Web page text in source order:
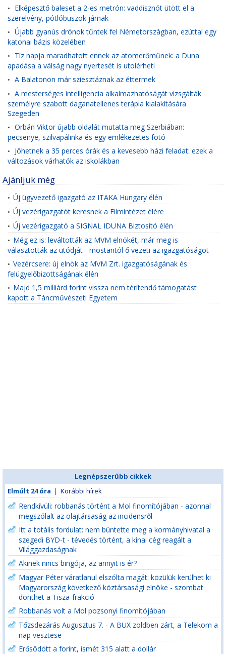
• Elképesztő baleset a 2-es metrón: vaddisznót ütött el a
szerelvény, pótlóbuszok járnak
• Újabb gyanús drónok tűntek fel Németországban, ezúttal egy
katonai bázis közelében
• Tíz napja maradhatott ennek az atomerőműnek: a Duna
apadása a válság nagy nyertesét is utolérheti
• A Balatonon már sziesztáznak az éttermek
• A mesterséges intelligencia alkalmazhatóságát vizsgálták
személyre szabott daganatellenes terápia kialakítására
Szegeden
• Orbán Viktor újabb oldalát mutatta meg Szerbiában:
pecsenye, szilvapálinka és egy emlékezetes fotó
• Jöhetnek a 35 perces órák és a kevesebb házi feladat: ezek a
változások várhatók az iskolákban
Ajánljuk még
• Új ügyvezető igazgató az ITAKA Hungary élén
• Új vezérigazgatót keresnek a Filmintézet élére
• Új vezérigazgató a SIGNAL IDUNA Biztosító élén
• Még ez is: leváltották az MVM elnökét, már meg is
választották az utódját - mostantól ő vezeti az igazgatóságot
• Vezércsere: új elnök az MVM Zrt. igazgatóságának és
felügyelőbizottságának élén
• Majd 1,5 milliárd forint vissza nem térítendő támogatást
kapott a Táncművészeti Egyetem
Legnépszerűbb cikkek
Elmúlt 24 óra | Korábbi hírek
Rendkívüli: robbanás történt a Mol finomítójában - azonnal
megszólalt az olajtársaság az incidensről
Itt a totális fordulat: nem büntette meg a kormányhivatal a
szegedi BYD-t - tévedés történt, a kínai cég reagált a
Világgazdaságnak
Akinek nincs bingója, az annyit is ér?
Magyar Péter váratlanul elszólta magát: közülük kerülhet ki
Magyarország következő köztársasági elnöke - szombat
dönthet a Tisza-frakció
Robbanás volt a Mol pozsonyi finomítójában
Tőzsdezárás Augusztus 7. - A BUX zöldben zárt, a Telekom a
nap vesztese
Erősödött a forint, ismét 315 alatt a dollár